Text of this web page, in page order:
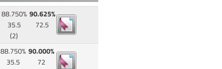
88.750%
35.5
(2)
90.625%
72.5
88.750%
35.5
90.000%
72